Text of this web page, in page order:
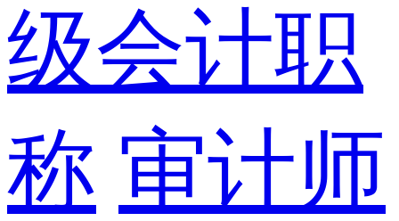
级会计职
称 审计师